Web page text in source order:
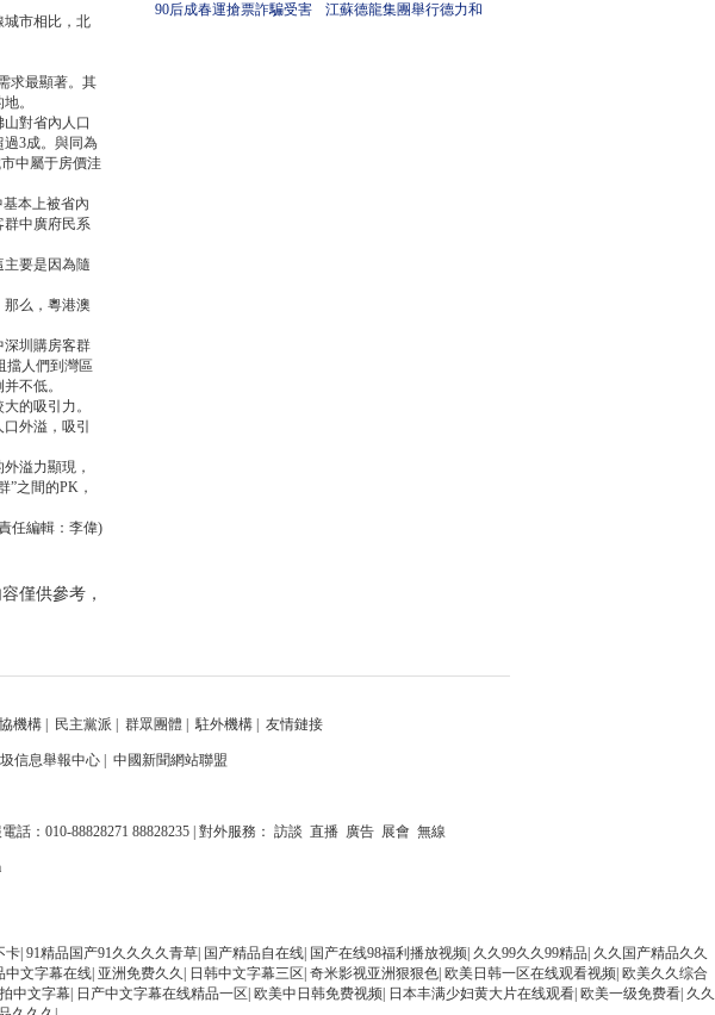
城市相比，北
求最顯著。其
。
對省內人口
3成。與同為
中屬于房價洼
本上被省內
群中廣府民系
要是因為隨
么，粵港澳
深圳購房客群
擋人們到灣區
不低。
的吸引力。
外溢，吸引
溢力顯現，
之間的PK，
任編輯：李偉)
僅供參考，
90后成春運搶票詐騙受害
江蘇德龍集團舉行德力和
機構 民主黨派 群眾團體 |駐外機構 友情鏈接
信息舉報中心| 中國新聞網站聯盟
話：010-88828271 88828235 | 對外服務： 訪談 直播 廣告 展會 無線
卡 91精品国产91久久久久青草 国产精品自在线 国产在线98福利播放视频 久久99久久99精品 久久国产精品久久
中文字幕在线 亚洲免费久久 日韩中文字幕三区 奇米影视亚洲狠狠色 欧美日韩一区在线观看视频 欧美久久综合
中文字幕 日产中文字幕在线精品一区 欧美中日韩免费视频 日本丰满少妇黄大片在线观看 欧美一级免费看 久久